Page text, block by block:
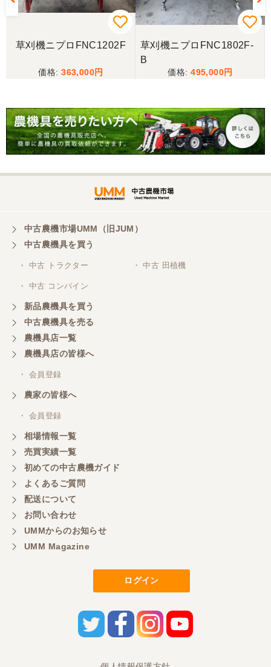
草刈機ニプロFNC1202F
363,000
草刈機ニプロFNC1802F-
B
495,000
中古農機市場UMM（旧JUM）
中古農機具を買う
・ 中古 トラクター ・ 中古 田植機
・ 中古 コンバイン
新品農機具を買う
中古農機具を売る
農機具店一覧
農機具店の皆様へ
・ 会員登録
農家の皆様へ
・ 会員登録
相場情報一覧
売買実績一覧
初めての中古農機ガイド
よくあるご質問
配送について
お問い合わせ
UMMからのお知らせ
UMM Magazine
ログイン